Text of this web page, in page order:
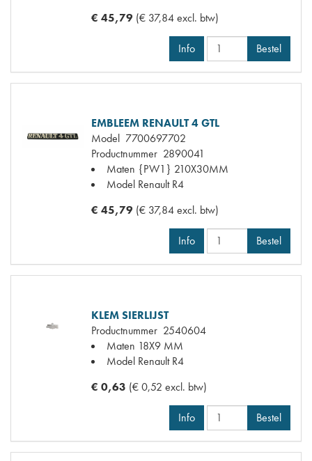
€ 45,79 (€ 37,84 excl. btw)
Info Bestel
EMBLEEM RENAULT 4 GTL
Model 7700697702
Productnummer 2890041
Maten {PW1} 210X30MM
Model Renault R4
€ 45,79 (€ 37,84 excl. btw)
Info Bestel
KLEM SIERLIJST
Productnummer 2540604
Maten 18X9 MM
Model Renault R4
€ 0,63 (€ 0,52 excl. btw)
Info Bestel